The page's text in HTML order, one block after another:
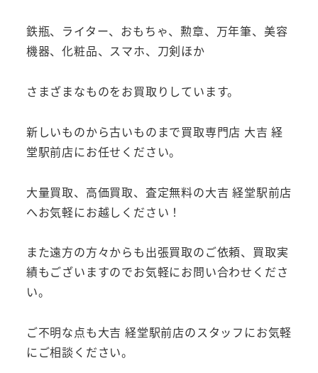
鉄瓶、ライター、おもちゃ、勲章、万年筆、美容
機器、化粧品、スマホ、刀剣ほか
さまざまなものをお買取りしています。
新しいものから古いものまで買取専門店 大吉 経
堂駅前店にお任せください。
大量買取、高価買取、査定無料の大吉 経堂駅前店
へお気軽にお越しください！
また遠方の方々からも出張買取のご依頼、買取実
績もございますのでお気軽にお問い合わせくださ
い。
ご不明な点も大吉 経堂駅前店のスタッフにお気軽
にご相談ください。